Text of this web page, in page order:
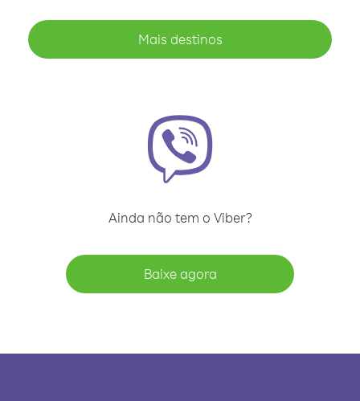
Mais destinos
Ainda não tem o Viber?
Baixe agora